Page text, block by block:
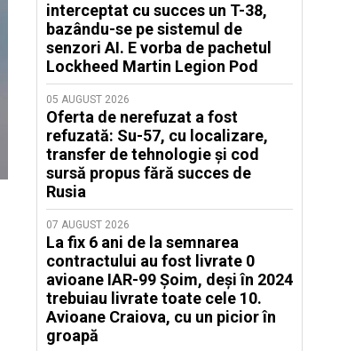
interceptat cu succes un T-38,
bazându-se pe sistemul de
senzori AI. E vorba de pachetul
Lockheed Martin Legion Pod
05 AUGUST 2026
Oferta de nerefuzat a fost
refuzată: Su-57, cu localizare,
transfer de tehnologie și cod
sursă propus fără succes de
Rusia
07 AUGUST 2026
La fix 6 ani de la semnarea
contractului au fost livrate 0
avioane IAR-99 Șoim, deși în 2024
trebuiau livrate toate cele 10.
Avioane Craiova, cu un picior în
groapă